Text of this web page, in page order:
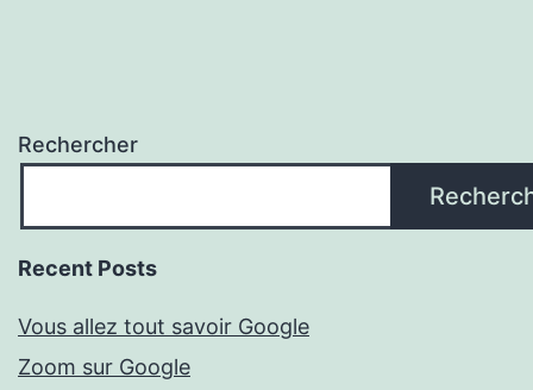
Rechercher
Recent Posts
Vous allez tout savoir Google
Zoom sur Google